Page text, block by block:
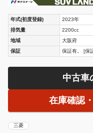
年式(初度登録) 2023年
排気量
2200cc
地域
大阪府
保証
保証有。 [保
中古車
在庫確認
三菱